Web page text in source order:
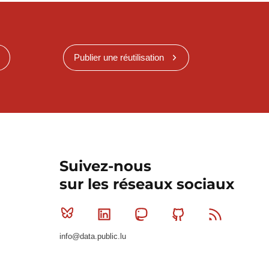
Publier une réutilisation
Suivez-nous
sur les réseaux sociaux
Bluesky Linkedin MastodonGithub
info@data.public.lu